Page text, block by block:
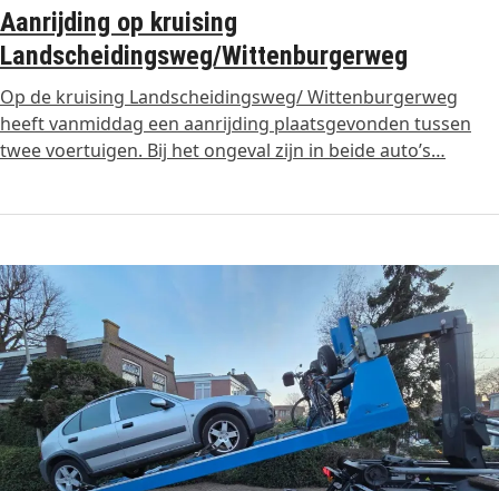
Aanrijding op kruising
Landscheidingsweg/Wittenburgerweg
Op de kruising Landscheidingsweg/ Wittenburgerweg
heeft vanmiddag een aanrijding plaatsgevonden tussen
twee voertuigen. Bij het ongeval zijn in beide auto’s…